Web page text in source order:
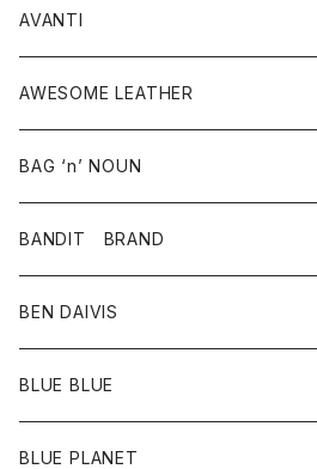
シューズ
アクセサリー
その他雑貨
ジャケット
ベスト
シャツ
ワンピース
ボトム
スカート
パンツ
グッズ
靴
ウォレット
バッグ
グッズ
靴
AVANTI
シャツ
AWESOME LEATHER
アウター
革ジャケット
BAG ‘n’ NOUN
アクセサリー
バッグ
ポーチ
BANDIT BRAND
トップス
Ｔシャツ
BEN DAIVIS
ポトム
パンツ
BLUE BLUE
アウター
BLUE PLANET